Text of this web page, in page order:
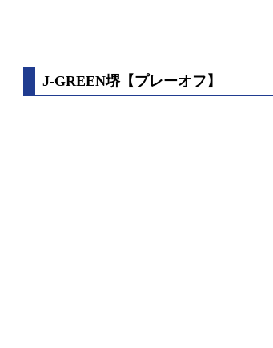
J-GREEN堺【プレーオフ】